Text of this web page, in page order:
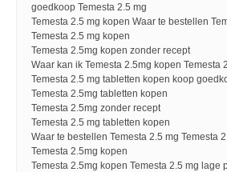
goedkoop Temesta 2.5 mg
Temesta 2.5 mg kopen Waar te bestellen
Temesta 2.5 mg kopen
Temesta 2.5mg kopen zonder recept
Waar kan ik Temesta 2.5mg kopen Temesta
Temesta 2.5 mg tabletten kopen koop
Temesta 2.5mg tabletten kopen
Temesta 2.5mg zonder recept
Temesta 2.5 mg tabletten kopen
Waar te bestellen Temesta 2.5 mg Temesta
Temesta 2.5mg kopen
Temesta 2.5mg kopen Temesta 2.5 mg lage